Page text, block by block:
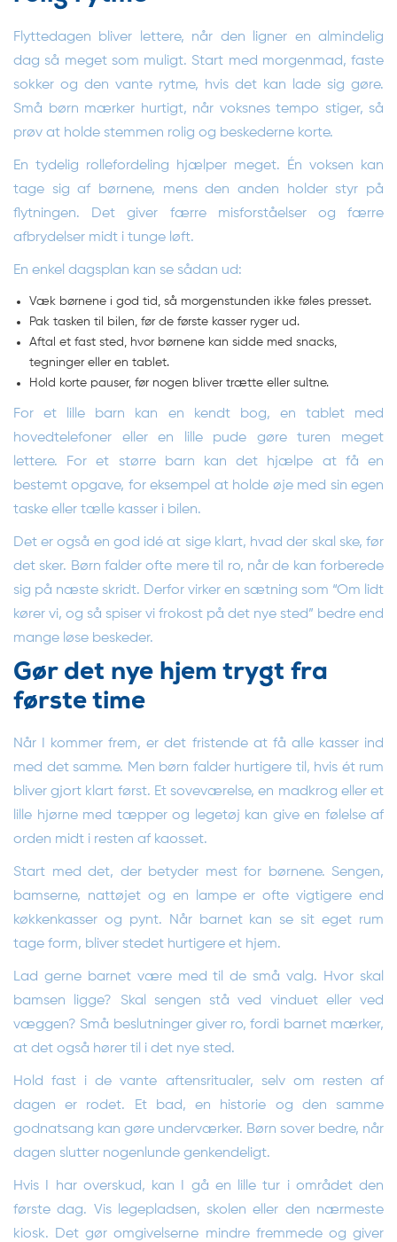
Flyttedagen bliver lettere, når den ligner en almindelig
dag så meget som muligt. Start med morgenmad, faste
sokker og den vante rytme, hvis det kan lade sig gøre.
Små børn mærker hurtigt, når voksnes tempo stiger, så
prøv at holde stemmen rolig og beskederne korte.
En tydelig rollefordeling hjælper meget. Én voksen kan
tage sig af børnene, mens den anden holder styr på
flytningen. Det giver færre misforståelser og færre
afbrydelser midt i tunge løft.
En enkel dagsplan kan se sådan ud:
Væk børnene i god tid, så morgenstunden ikke føles presset.
Pak tasken til bilen, før de første kasser ryger ud.
Aftal et fast sted, hvor børnene kan sidde med snacks,
tegninger eller en tablet.
Hold korte pauser, før nogen bliver trætte eller sultne.
For et lille barn kan en kendt bog, en tablet med
hovedtelefoner eller en lille pude gøre turen meget
lettere. For et større barn kan det hjælpe at få en
bestemt opgave, for eksempel at holde øje med sin egen
taske eller tælle kasser i bilen.
Det er også en god idé at sige klart, hvad der skal ske, før
det sker. Børn falder ofte mere til ro, når de kan forberede
sig på næste skridt. Derfor virker en sætning som “Om lidt
kører vi, og så spiser vi frokost på det nye sted” bedre end
mange løse beskeder.
Gør det nye hjem trygt fra
første time
Når I kommer frem, er det fristende at få alle kasser ind
med det samme. Men børn falder hurtigere til, hvis ét rum
bliver gjort klart først. Et soveværelse, en madkrog eller et
lille hjørne med tæpper og legetøj kan give en følelse af
orden midt i resten af kaosset.
Start med det, der betyder mest for børnene. Sengen,
bamserne, nattøjet og en lampe er ofte vigtigere end
køkkenkasser og pynt. Når barnet kan se sit eget rum
tage form, bliver stedet hurtigere et hjem.
Lad gerne barnet være med til de små valg. Hvor skal
bamsen ligge? Skal sengen stå ved vinduet eller ved
væggen? Små beslutninger giver ro, fordi barnet mærker,
at det også hører til i det nye sted.
Hold fast i de vante aftensritualer, selv om resten af
dagen er rodet. Et bad, en historie og den samme
godnatsang kan gøre underværker. Børn sover bedre, når
dagen slutter nogenlunde genkendeligt.
Hvis I har overskud, kan I gå en lille tur i området den
første dag. Vis legepladsen, skolen eller den nærmeste
kiosk. Det gør omgivelserne mindre fremmede og giver